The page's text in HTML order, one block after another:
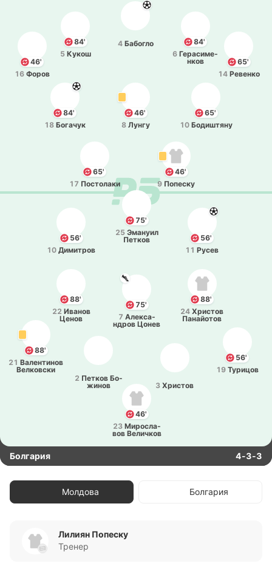
4 Ба­бо­гло
65'
14 Ре­ве­нко
46'
16 Форов
84'
6 Ге­ра­си­ме­
нков
84'
5 Кукош
84'
18 Бо­га­чук
65'
10 Бо­ди­штя­ну
46'
8 Лунгу
65'
17 По­сто­ла­ки
46'
9 По­пе­ску
46'
23 Ми­ро­сла­
вов Ве­ли­чков
88'
21 Ва­ле­нти­нов
Ве­лко­вски
56'
19 Ту­ри­цов
3 Хри­стов
2 Петков Бо­
жи­нов
75'
7 Але­кса­
ндров Цонев
88'
22 Иванов
Ценов
88'
24 Хри­стов
Па­найо­тов
75'
25 Эма­нуил
Петков
56'
11 Русев
56'
10 Ди­ми­тров
Болгария 4-3-3
Молдова Болгария
Лилиян Попеску
Тренер